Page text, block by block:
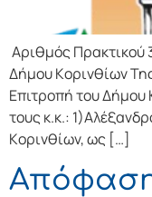
Αριθμός Πρακτικού
Δήμoυ Κoριvθίωv
Επιτρoπή τoυ Δήμoυ
τoυς κ.κ.:
Κoριvθίωv, ως […]